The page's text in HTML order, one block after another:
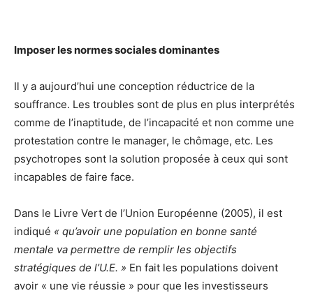
Imposer les normes sociales dominantes
Il y a aujourd’hui une conception réductrice de la
souffrance. Les troubles sont de plus en plus interprétés
comme de l’inaptitude, de l’incapacité et non comme une
protestation contre le manager, le chômage, etc. Les
psychotropes sont la solution proposée à ceux qui sont
incapables de faire face.
Dans le Livre Vert de l’Union Européenne (2005), il est
indiqué « qu’avoir une population en bonne santé
mentale va permettre de remplir les objectifs
stratégiques de l’U.E. » En fait les populations doivent
avoir « une vie réussie » pour que les investisseurs